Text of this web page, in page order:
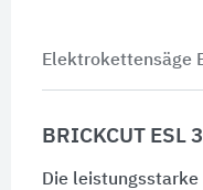
Elektrokettensäge
BRICKCUT ESL
Die